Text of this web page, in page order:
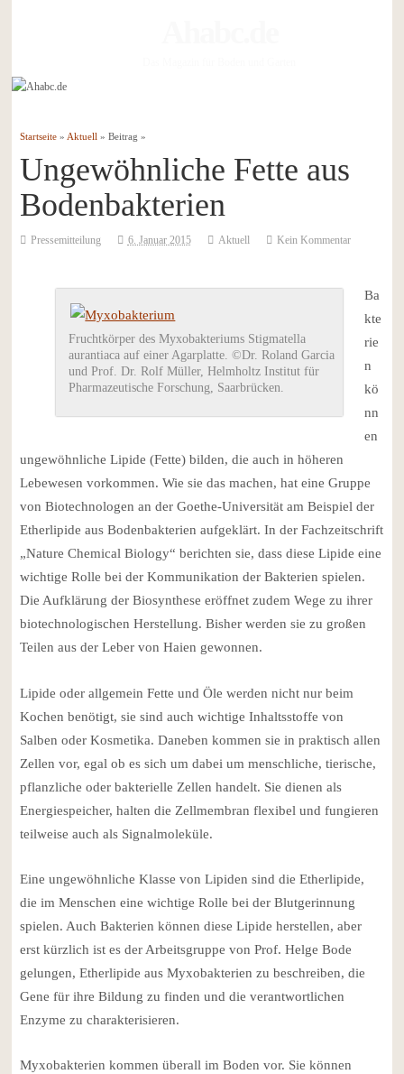
Startseite» Aktuell» Beitrag »
Ungewöhnliche Fette aus
Bodenbakterien
Pressemitteilung 6. Januar 2015 Aktuell Kein Kommentar
Fruchtkörper des Myxobakteriums Stigmatella
aurantiaca auf einer Agarplatte. ©Dr. Roland Garcia
und Prof. Dr. Rolf Müller, Helmholtz Institut für
Pharmazeutische Forschung, Saarbrücken.
Ba
kte
rie
n
kö
nn
en
ungewöhnliche Lipide (Fette) bilden, die auch in höheren
Lebewesen vorkommen. Wie sie das machen, hat eine Gruppe
von Biotechnologen an der Goethe-Universität am Beispiel der
Etherlipide aus Bodenbakterien aufgeklärt. In der Fachzeitschrift
„Nature Chemical Biology“ berichten sie, dass diese Lipide eine
wichtige Rolle bei der Kommunikation der Bakterien spielen.
Die Aufklärung der Biosynthese eröffnet zudem Wege zu ihrer
biotechnologischen Herstellung. Bisher werden sie zu großen
Teilen aus der Leber von Haien gewonnen.
Lipide oder allgemein Fette und Öle werden nicht nur beim
Kochen benötigt, sie sind auch wichtige Inhaltsstoffe von
Salben oder Kosmetika. Daneben kommen sie in praktisch allen
Zellen vor, egal ob es sich um dabei um menschliche, tierische,
pflanzliche oder bakterielle Zellen handelt. Sie dienen als
Energiespeicher, halten die Zellmembran flexibel und fungieren
teilweise auch als Signalmoleküle.
Eine ungewöhnliche Klasse von Lipiden sind die Etherlipide,
die im Menschen eine wichtige Rolle bei der Blutgerinnung
spielen. Auch Bakterien können diese Lipide herstellen, aber
erst kürzlich ist es der Arbeitsgruppe von Prof. Helge Bode
gelungen, Etherlipide aus Myxobakterien zu beschreiben, die
Gene für ihre Bildung zu finden und die verantwortlichen
Enzyme zu charakterisieren.
Myxobakterien kommen überall im Boden vor. Sie können